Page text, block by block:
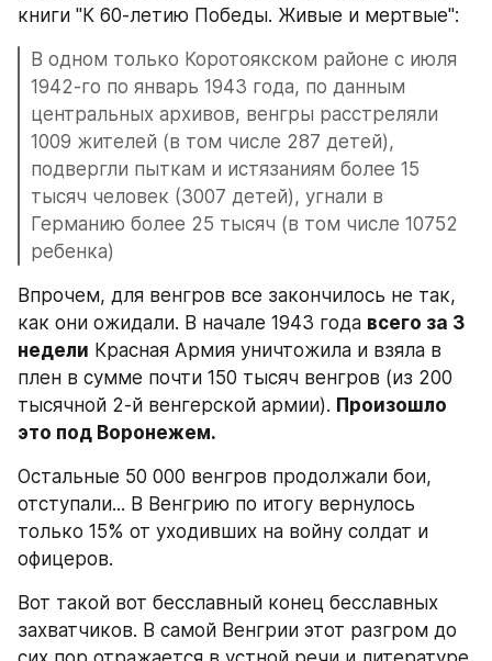
книги "К 60-летию Победы. Живые и мертвые":
В одном только Коротоякском районе с июля
1942-го по январь 1943 года, по данным
центральных архивов, венгры расстреляли
1009 жителей (в том числе 287 детей),
подвергли пыткам и истязаниям более 15
тысяч человек (3007 детей), угнали в
Германию более 25 тысяч (в том числе 10752
ребенка)
Впрочем, для венгров все закончилось не так,
как они ожидали. В начале 1943 года всего за 3
недели Красная Армия уничтожила и взяла в
плен в сумме почти 150 тысяч венгров (из 200
тысячной 2-й венгерской армии). Произошло
это под Воронежем.
Остальные 50 000 венгров продолжали бои,
отступали... В Венгрию по итогу вернулось
только 15% от уходивших на войну солдат и
офицеров.
Вот такой вот бесславный конец бесславных
захватчиков. В самой Венгрии этот разгром до